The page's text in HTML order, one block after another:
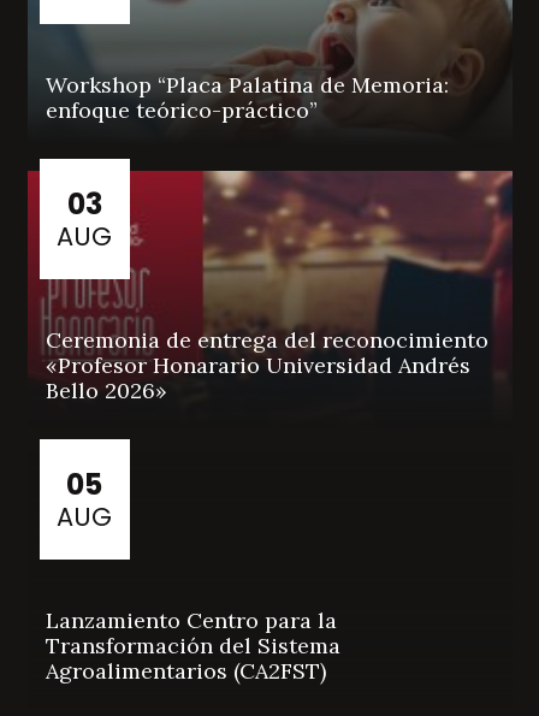
Workshop “Placa Palatina de Memoria:
enfoque teórico-práctico”
03
AUG
Ceremonia de entrega del reconocimiento
«Profesor Honarario Universidad Andrés
Bello 2026»
05
AUG
Lanzamiento Centro para la
Transformación del Sistema
Agroalimentarios (CA2FST)